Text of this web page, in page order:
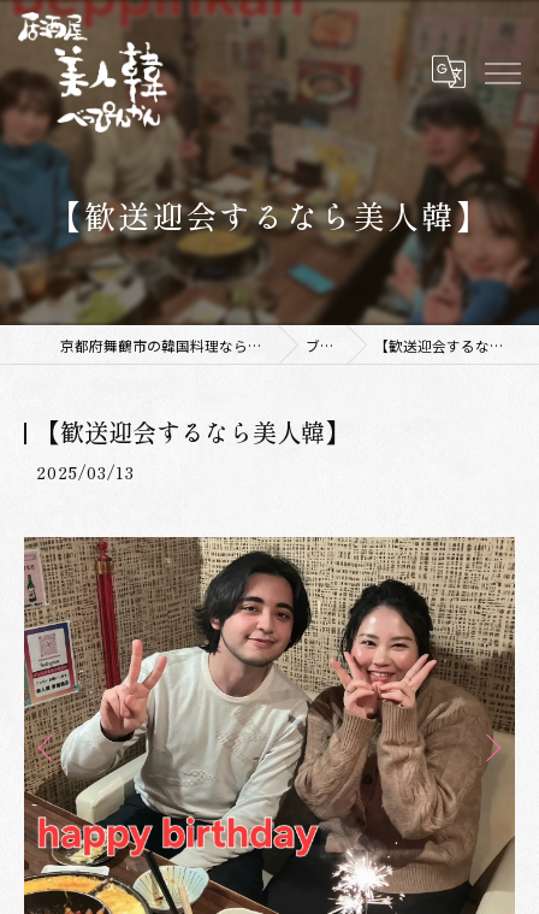
【歓送迎会するなら美人韓】
京都府舞鶴市の韓国料理なら美人韓 舞鶴店 ブログ 【歓送迎会するなら美人韓】
【歓送迎会するなら美人韓】
2025/03/13